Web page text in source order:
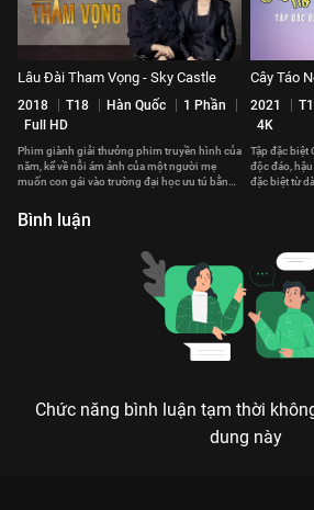
Lâu Đài Tham Vọng - Sky Castle
2018 T18 Hàn Quốc
1 Phần
Full HD
Phim giành giải thưởng phim truyền hình của
năm, kể về nỗi ám ảnh của một người mẹ
muốn con gái vào trường đại học ưu tú bằng
Cây Táo
2021
4K
Tập đặc biệt
độc đáo,
đặc biệt từ
Bình luận
Chức năng bình luận tạm thời
dung này